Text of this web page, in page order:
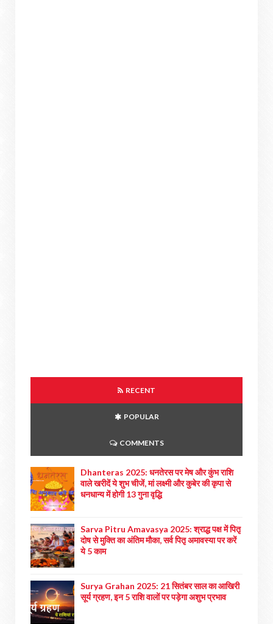
RECENT
POPULAR
COMMENTS
Dhanteras 2025: धनतेरस पर मेष और कुंभ राशि
वाले खरीदें ये शुभ चीजें, मां लक्ष्मी और कुबेर की कृपा से
धनधान्य में होगी 13 गुना वृद्धि
Sarva Pitru Amavasya 2025: श्राद्ध पक्ष में पितृ
दोष से मुक्ति का अंतिम मौका, सर्व पितृ अमावस्या पर करें
ये 5 काम
Surya Grahan 2025: 21 सितंबर साल का आखिरी
सूर्य ग्रहण, इन 5 राशि वालों पर पड़ेगा अशुभ प्रभाव